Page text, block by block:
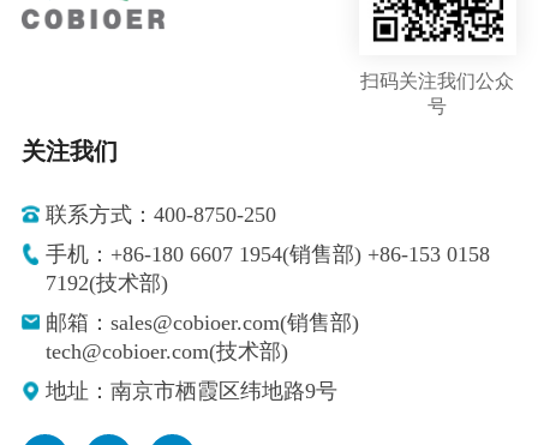
扫码关注我们公众
号
关注我们
联系方式：400-8750-250
手机：+86-180 6607 1954(销售部) +86-153 0158
7192(技术部)
邮箱：sales@cobioer.com(销售部)
tech@cobioer.com(技术部)
地址：南京市栖霞区纬地路9号